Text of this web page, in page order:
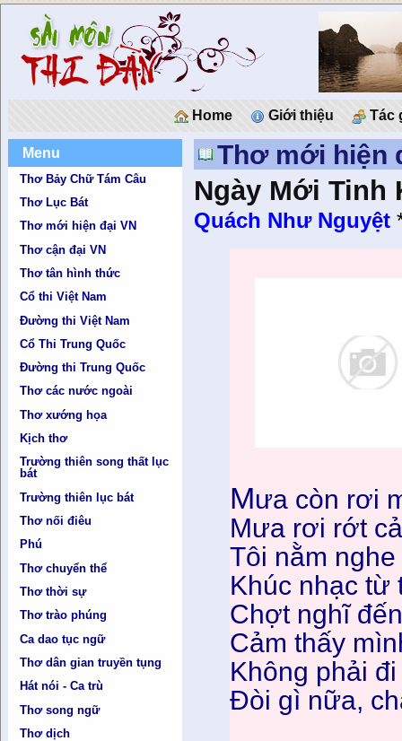
Home Giới thiệu Tác
Menu
Thơ Bảy Chữ Tám Câu
Thơ Lục Bát
Thơ mới hiện đại VN
Thơ cận đại VN
Thơ tân hình thức
Cổ thi Việt Nam
Đường thi Việt Nam
Cổ Thi Trung Quốc
Đường thi Trung Quốc
Thơ các nước ngoài
Thơ xướng họa
Kịch thơ
Trường thiên song thất lục
bát
Trường thiên lục bát
Thơ nối điêu
Phú
Thơ chuyển thể
Thơ thời sự
Thơ trào phúng
Ca dao tục ngữ
Thơ dân gian truyền tụng
Hát nói - Ca trù
Thơ song ngữ
Thơ dịch
Thơ mới hiện
Ngày Mới Tinh
Quách Như Nguyệt
Mưa còn rơi
Mưa rơi rớt
Tôi nằm
Khúc nhạc từ
Chợt nghĩ
Cảm thấy
Không phải
Đòi gì nữa,